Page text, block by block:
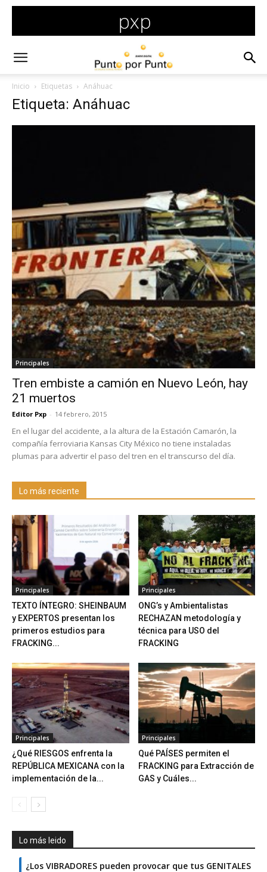
Inicio Etiquetas Anáhuac
Etiqueta: Anáhuac
Principales
Tren embiste a camión en Nuevo León, hay
21 muertos
Editor Pxp - 14 febrero, 2015
En el lugar del accidente, a la altura de la Estación Camarón, la
compañía ferroviaria Kansas City México no tiene instaladas
plumas para advertir el paso del tren en el transcurso del día.
Lo más reciente
Principales
TEXTO ÍNTEGRO: SHEINBAUM
y EXPERTOS presentan los
primeros estudios para
FRACKING...
Principales
ONG’s y Ambientalistas
RECHAZAN metodología y
técnica para USO del
FRACKING
Principales
¿Qué RIESGOS enfrenta la
REPÚBLICA MEXICANA con la
implementación de la...
Principales
Qué PAÍSES permiten el
FRACKING para Extracción de
GAS y Cuáles...
Lo más leido
¿Los VIBRADORES pueden provocar que tus GENITALES